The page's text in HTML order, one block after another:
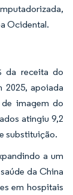
Ocidental.
da receita do
2025, apoiada
imagem do
atingiu 9,2
substituição.
a um
da China
em hospitais